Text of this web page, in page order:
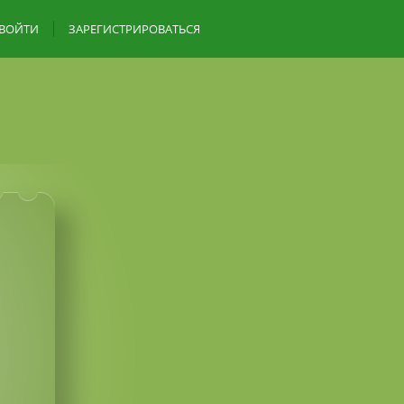
ЗАРЕГИСТРИРОВАТЬСЯ